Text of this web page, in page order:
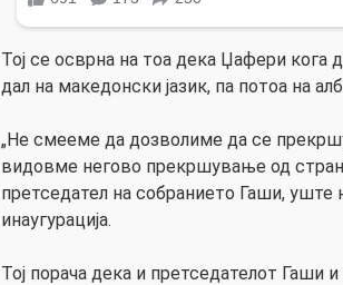
Тој се осврна на тоа дека Џафери кога
дал на македонски јазик, па потоа на
„Не смееме да дозволиме да се
видовме негово прекршување од
претседател на собранието Гаши, уште
инаугурација.
Тој порача дека и претседателот Гаши